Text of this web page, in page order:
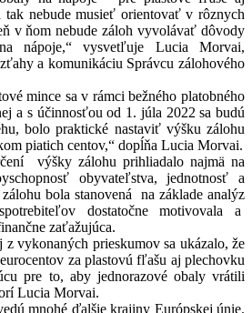
tak nebude musieť orientovať v rôznych
v ňom nebude záloh vyvolávať dôvody
nápoje,“ vysvetľuje Lucia Morvai,
a komunikáciu Správcu zálohového
mince sa v rámci bežného platobného
a s účinnosťou od 1. júla 2022 sa budú
bolo praktické nastaviť výšku zálohu
piatich centov,“ dopĺňa Lucia Morvai.
výšky zálohu prihliadalo najmä na
obyvateľstva, jednotnosť a
bola stanovená na základe analýz
dostatočne motivovala a
zaťažujúca.
z vykonaných prieskumov sa ukázalo, že
za plastovú fľašu aj plechovku
pre to, aby jednorazové obaly vrátili
Lucia Morvai.
mnohé ďalšie krajiny Európskej únie.